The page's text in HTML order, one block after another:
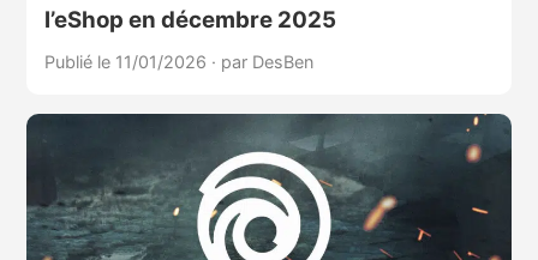
l’eShop en décembre 2025
Publié le 11/01/2026 · par DesBen